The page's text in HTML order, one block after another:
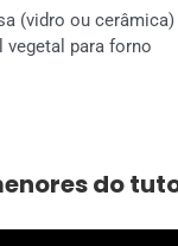
(vidro ou cerâmica)
vegetal para forno
do